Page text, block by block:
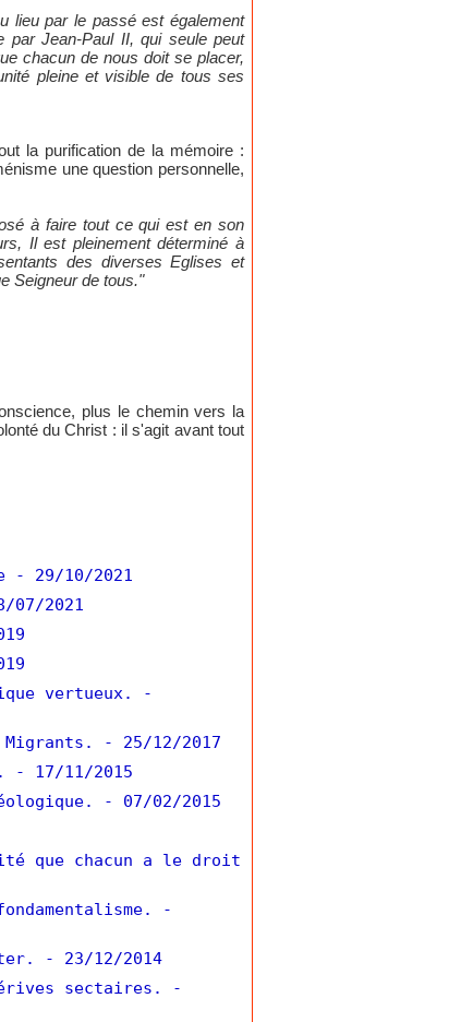
lieu par le passé est également
par Jean-Paul II, qui seule peut
chacun de nous doit se placer,
pleine et visible de tous ses
la purification de la mémoire :
une question personnelle,
à faire tout ce qui est en son
Il est pleinement déterminé à
des diverses Eglises et
Seigneur de tous."
plus le chemin vers la
du Christ : il s'agit avant tout
- 29/10/2021
07/2021
vertueux.
-
- 25/12/2017
- 17/11/2015
- 07/02/2015
que chacun a le droit
-
- 23/12/2014
sectaires.
-